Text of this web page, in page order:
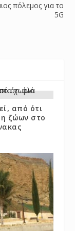
πόλεμος για το
5G
από ότι
ζώων στο